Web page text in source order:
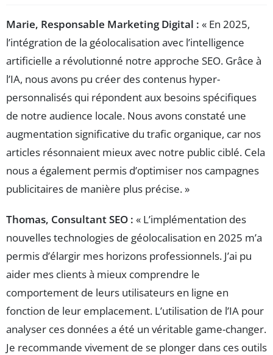
Marie, Responsable Marketing Digital : « En 2025,
l’intégration de la géolocalisation avec l’intelligence
artificielle a révolutionné notre approche SEO. Grâce à
l’IA, nous avons pu créer des contenus hyper-
personnalisés qui répondent aux besoins spécifiques
de notre audience locale. Nous avons constaté une
augmentation significative du trafic organique, car nos
articles résonnaient mieux avec notre public ciblé. Cela
nous a également permis d’optimiser nos campagnes
publicitaires de manière plus précise. »
Thomas, Consultant SEO : « L’implémentation des
nouvelles technologies de géolocalisation en 2025 m’a
permis d’élargir mes horizons professionnels. J’ai pu
aider mes clients à mieux comprendre le
comportement de leurs utilisateurs en ligne en
fonction de leur emplacement. L’utilisation de l’IA pour
analyser ces données a été un véritable game-changer.
Je recommande vivement de se plonger dans ces outils